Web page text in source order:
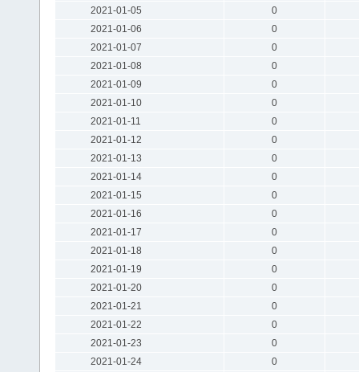
2021-01-05
0
2021-01-06
0
2021-01-07
0
2021-01-08
0
2021-01-09
0
2021-01-10
0
2021-01-11
0
2021-01-12
0
2021-01-13
0
2021-01-14
0
2021-01-15
0
2021-01-16
0
2021-01-17
0
2021-01-18
0
2021-01-19
0
2021-01-20
0
2021-01-21
0
2021-01-22
0
2021-01-23
0
2021-01-24
0